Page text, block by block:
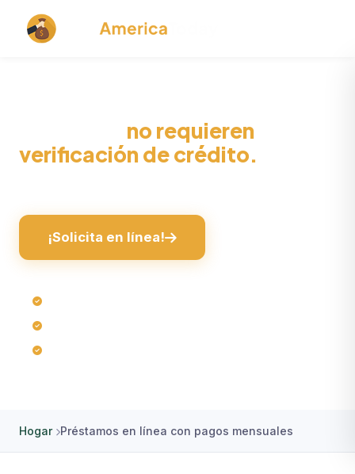
no requieren
verificación de crédito.
¡Solicita en línea!
Hogar Préstamos en línea con pagos mensuales